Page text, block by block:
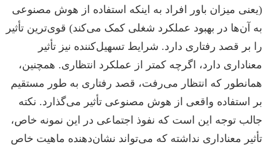
(یعنی میزان باور افراد به اینکه استفاده از هوش مصنوعی
به آن‌ها در بهبود عملکرد شغلی کمک می‌کند) قوی‌ترین تأثیر
را بر قصد رفتاری دارد. شرایط تسهیل‌کننده نیز تأثیر
معناداری دارد، اگرچه کمتر از عملکرد انتظاری. همچنین،
همانطور که انتظار می‌رفت، قصد رفتاری به طور مستقیم
بر استفاده واقعی از هوش مصنوعی تأثیر می‌گذارد. نکته
جالب توجه این است که نفوذ اجتماعی در این نمونه خاص،
تأثیر معناداری نداشته که می‌تواند نشان‌دهنده ماهیت خاص